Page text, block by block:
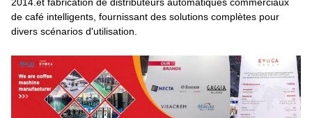
de café intelligents, fournissant des solutions complètes pour
divers scénarios d'utilisation.